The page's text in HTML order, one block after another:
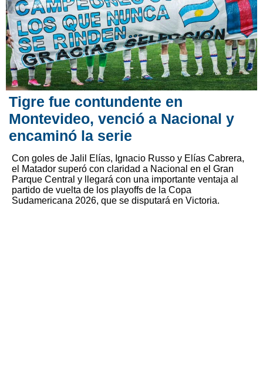
Tigre fue contundente en
Montevideo, venció a Nacional y
encaminó la serie
Con goles de Jalil Elías, Ignacio Russo y Elías Cabrera,
el Matador superó con claridad a Nacional en el Gran
Parque Central y llegará con una importante ventaja al
partido de vuelta de los playoffs de la Copa
Sudamericana 2026, que se disputará en Victoria.